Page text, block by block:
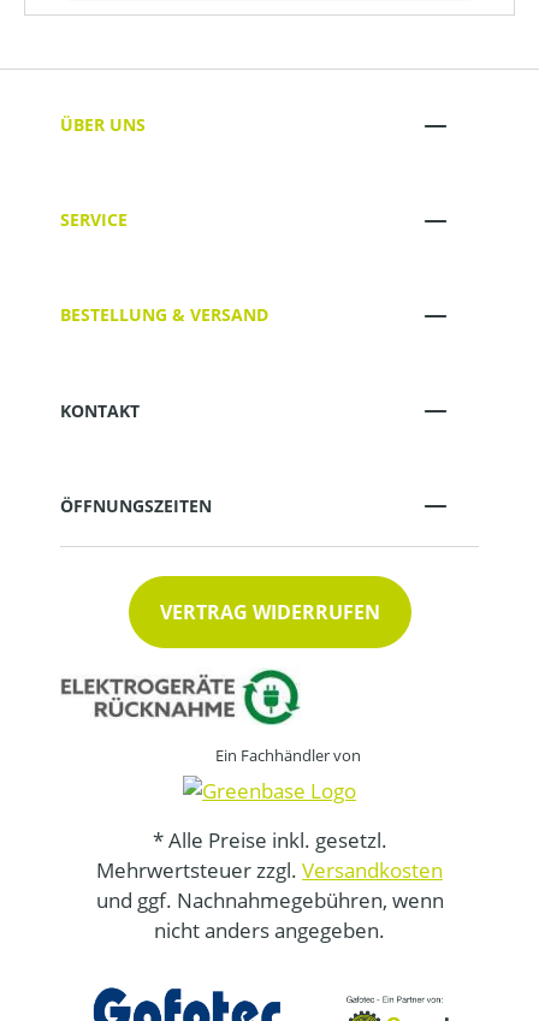
ÜBER UNS
SERVICE
BESTELLUNG & VERSAND
KONTAKT
ÖFFNUNGSZEITEN
VERTRAG WIDERRUFEN
Ein Fachhändler von
* Alle Preise inkl. gesetzl.
Mehrwertsteuer zzgl. Versandkosten
und ggf. Nachnahmegebühren, wenn
nicht anders angegeben.